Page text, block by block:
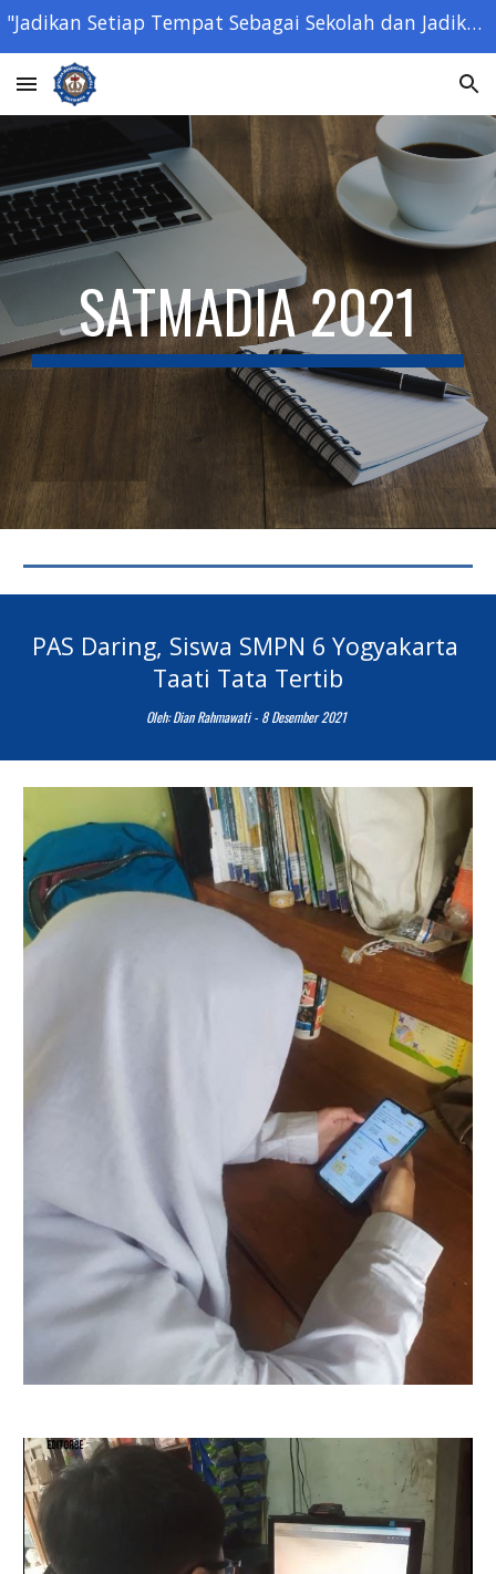
Skip to main content Skip to navigation
"Jadikan Setiap Tempat Sebagai Sekolah dan Jadikan Setiap Orang Sebagai Guru" - Ki Hajar Dewantara -
SATMADIA 2021
PAS Daring, Siswa SMPN 6 Yogyakarta
Taati Tata Tertib
Oleh: Dian Rahmawati - 8 Desember 2021